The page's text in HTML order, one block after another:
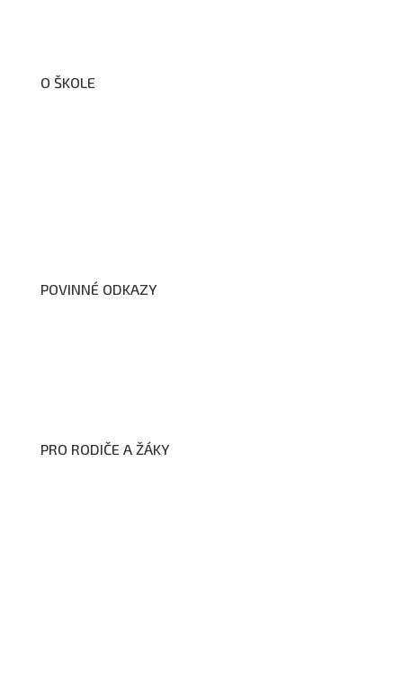
O ŠKOLE
POVINNÉ ODKAZY
PRO RODIČE A ŽÁKY